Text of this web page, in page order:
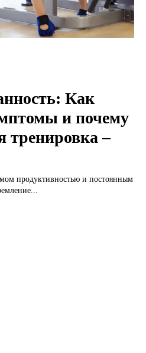
Как
и почему
тренировка –
продуктивностью и постоянным